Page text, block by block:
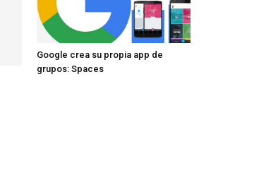
Google crea su propia app de
grupos: Spaces